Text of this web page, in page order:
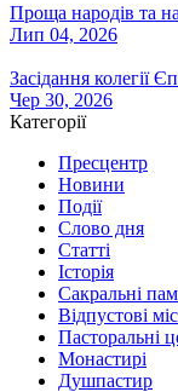
Проща народів та
Лип 04, 2026
Засідання колегії
Чер 30, 2026
Категорії
Пресцентр
Новини
Події
Слово дня
Статті
Історія
Сакральні
Відпустові
Пасторальні
Монастирі
Душпастир